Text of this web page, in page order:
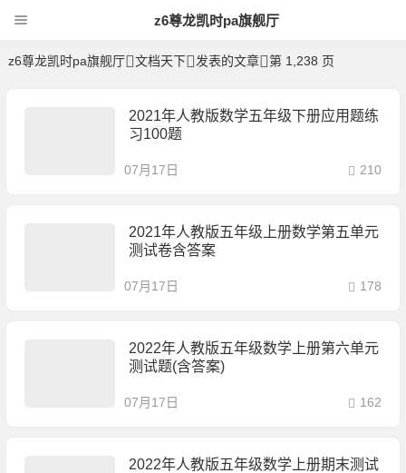
z6尊龙凯时pa旗舰厅
z6尊龙凯时pa旗舰厅 文档天下 发表的文章 第 1,238 页
文档天下 发表的所有文章 | 文档天下-Z6
2021年人教版数学五年级下册应用题练
习100题
07月17日 210
2021年人教版五年级上册数学第五单元
测试卷含答案
07月17日 178
2022年人教版五年级数学上册第六单元
测试题(含答案)
07月17日 162
2022年人教版五年级数学上册期末测试